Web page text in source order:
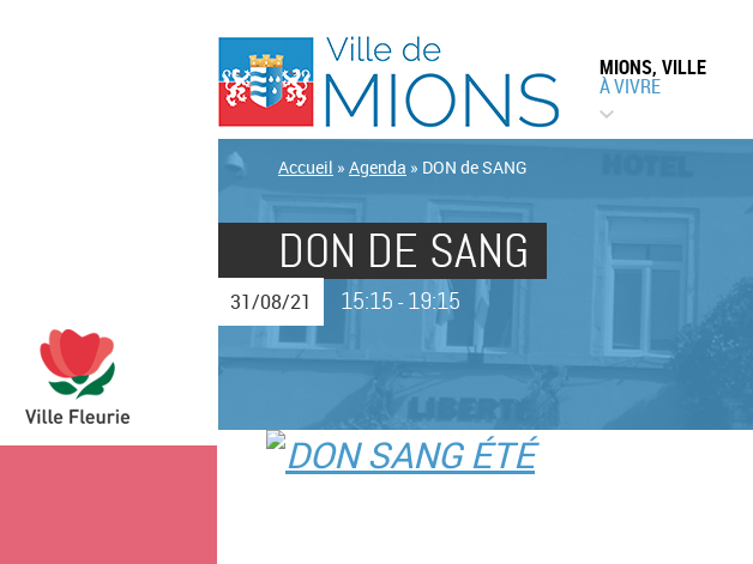
MIONS, VILLE
À VIVRE
Accueil » Agenda » DON de SANG
DON DE SANG
31/08/21 15:15 - 19:15